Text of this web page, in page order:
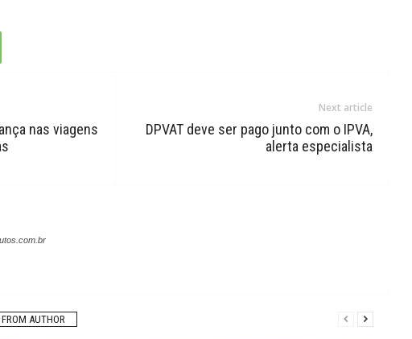
nas viagens
Next article
DPVAT deve ser pago junto com o IPVA,
alerta especialista
AUTHOR